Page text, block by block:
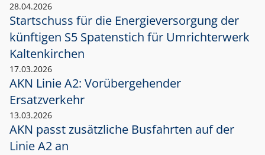
28.04.2026
Startschuss für die Energieversorgung der
künftigen S5 Spatenstich für Umrichterwerk
Kaltenkirchen
17.03.2026
AKN Linie A2: Vorübergehender
Ersatzverkehr
13.03.2026
AKN passt zusätzliche Busfahrten auf der
Linie A2 an